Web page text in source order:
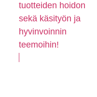
tuotteiden hoidon
sekä käsityön ja
hyvinvoinnin
teemoihin!